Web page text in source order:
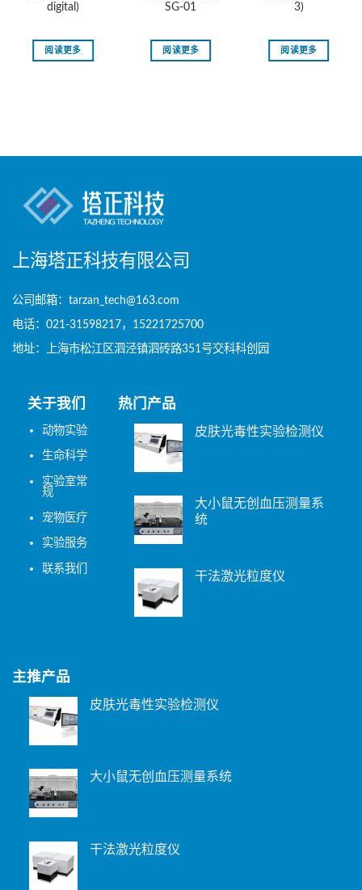
digital)
阅读更多
SG-01
阅读更多
3)
阅读更多
上海塔正科技有限公司
公司邮箱：tarzan_tech@163.com
电话：021-31598217，15221725700
地址：上海市松江区泗泾镇泗砖路351号交科科创园
关于我们
动物实验
生命科学
实验室常
规
宠物医疗
实验服务
联系我们
热门产品
皮肤光毒性实验检测仪
大小鼠无创血压测量系
统
干法激光粒度仪
主推产品
皮肤光毒性实验检测仪
大小鼠无创血压测量系统
干法激光粒度仪